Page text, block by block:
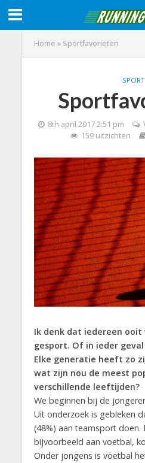
Home » Sportfavorieten
SPORT
8th april 2017 2:51 pm
159 uitzichten
Ik denk dat iedereen
gesport. Of in ieder
Elke generatie heeft zo
wat zijn nou de meest
verschillende leeftijden?
We beginnen bij de
Uit onderzoek is gebleken
(48%) aan teamsport doen.
bijvoorbeeld aan voetbal,
Onder jongens is voetbal